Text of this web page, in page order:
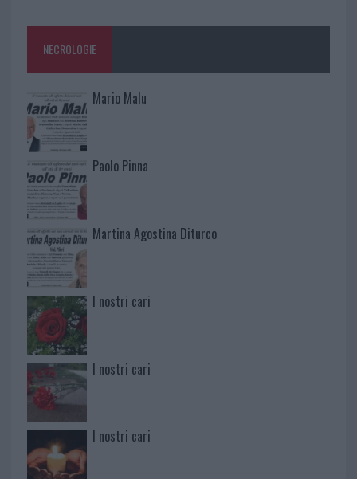
NECROLOGIE
Mario Malu
Paolo Pinna
Martina Agostina Diturco
I nostri cari
I nostri cari
I nostri cari